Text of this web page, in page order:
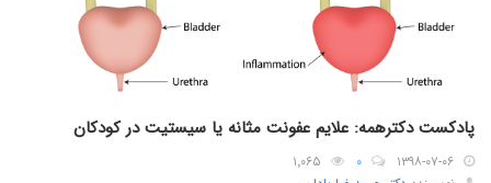
پادکست دکترهمه: علایم عفونت مثانه یا سیستیت در کودکان
۱۳۹۸-۰۷-۰۶ ۰
۱٬۰۶۵